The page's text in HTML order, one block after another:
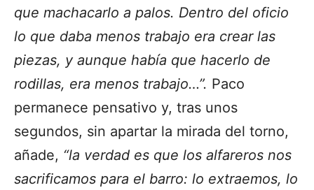
que machacarlo a palos. Dentro del oficio
lo que daba menos trabajo era crear las
piezas, y aunque había que hacerlo de
rodillas, era menos trabajo…”. Paco
permanece pensativo y, tras unos
segundos, sin apartar la mirada del torno,
añade, “la verdad es que los alfareros nos
sacrificamos para el barro: lo extraemos, lo